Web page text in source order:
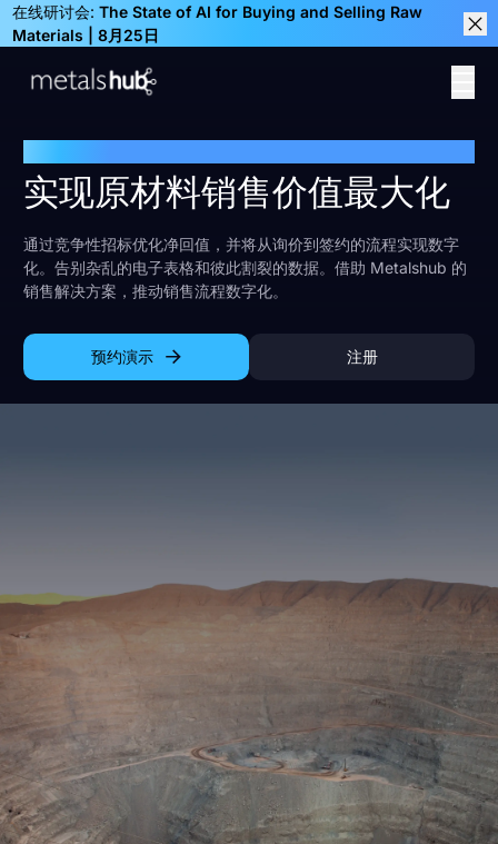
在线研讨会: The State of AI for Buying and Selling Raw
Materials | 8月25日
实现原材料销售价值最大化
通过竞争性招标优化净回值，并将从询价到签约的流程实现数字
化。告别杂乱的电子表格和彼此割裂的数据。借助 Metalshub 的
销售解决方案，推动销售流程数字化。
预约演示 注册